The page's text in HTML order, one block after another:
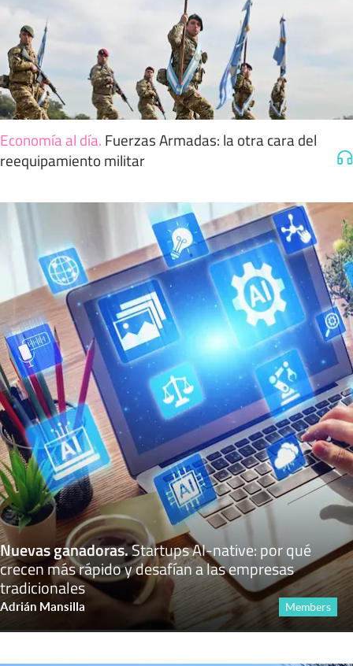
Economía al día. Fuerzas Armadas: la otra cara del
reequipamiento militar
Nuevas ganadoras.Startups AI-native: por qué
crecen más rápido y desafían a las empresas
tradicionales
Adrián Mansilla Members